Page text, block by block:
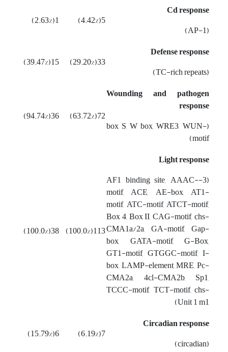
Cd response
(AP-1)
5(4.42%)
1(2.63%)
Defense response
(TC-rich repeats)
33(29.20%)
15(39.47%)
Wounding and pathogen
response
(box S, W box, WRE3, WUN-
motif)
72(63.72%)
36(94.74%)
Light response
(3-AF1 binding site, AAAC-
motif, ACE, AE-box, AT1-
motif, ATC-motif, ATCT-motif,
Box 4, Box II, CAG-motif, chs-
CMA1a/2a, GA-motif, Gap-
box, GATA-motif, G-Box,
GT1-motif, GTGGC-motif, I-
box, LAMP-element, MRE, Pc-
CMA2a, 4cl-CMA2b, Sp1,
TCCC-motif, TCT-motif, chs-
Unit 1 m1)
113(100.0%)
38(100.0%)
Circadian response
(circadian)
7(6.19%)
6(15.79%)